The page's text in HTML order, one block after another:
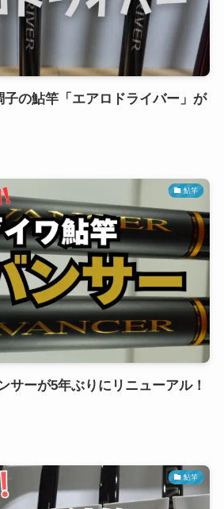
の鮎竿「エアロドライバー」が
鮎竿
サーが5年ぶりにリニューアル！
鮎竿